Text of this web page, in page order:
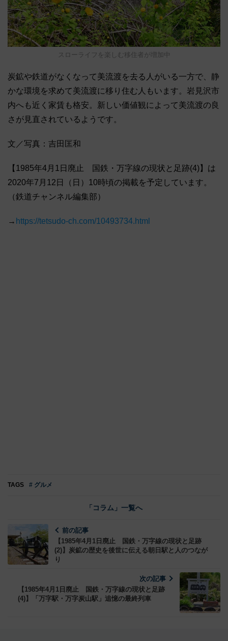
スローライフを楽しむ移住者が増加中
炭鉱や鉄道がなくなって美流渡を去る人がいる一方で、静
かな環境を求めて美流渡に移り住む人もいます。岩見沢市
内へも近く家賃も格安。新しい価値観によって美流渡の良
さが見直されているようです。
文／写真：吉田匡和
【1985年4月1日廃止 国鉄・万字線の現状と足跡(4)】は
2020年7月12日（日）10時頃の掲載を予定しています。
（鉄道チャンネル編集部）
→ https://tetsudo-ch.com/10493734.html
TAGS # グルメ
「コラム」一覧へ
前の記事
【1985年4月1日廃止 国鉄・万字線の現状と足跡
(2)】炭鉱の歴史を後世に伝える朝日駅と人のつなが
り
次の記事
【1985年4月1日廃止 国鉄・万字線の現状と足跡
(4)】「万字駅・万字炭山駅」追憶の最終列車